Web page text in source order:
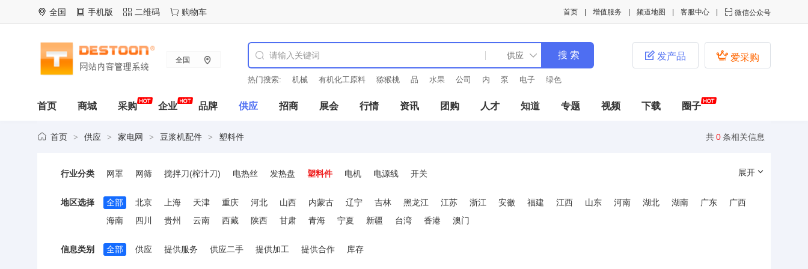
全国 手机版 二维码 购物车  微信公众号
客服中心
频道地图
增值服务
首页
全国
热门搜索: 机械 有机化工原料 猕猴桃 品 水果 公司 内 泵 电子 绿色
 爱采购
 发产品
首页 商城 采购 企业 品牌 供应 招商 展会 行情 资讯 团购 人才 知道 专题 视频 下载 圈子
共0条相关信息
首页 > 供应 > 家电网 > 豆浆机配件 > 塑料件
行业分类 网罩 网筛 搅拌刀(榨汁刀) 电热丝 发热盘 塑料件 电机 电源线 开关 展开
地区选择 全部 北京 上海 天津 重庆 河北 山西 内蒙古 辽宁 吉林 黑龙江 江苏 浙江 安徽 福建 江西 山东 河南 湖北 湖南 广东
广西
海南
四川 贵州 云南 西藏 陕西 甘肃 青海 宁夏 新疆 台湾 香港 澳门
信息类别 全部 供应 提供服务 供应二手 提供加工 提供合作 库存